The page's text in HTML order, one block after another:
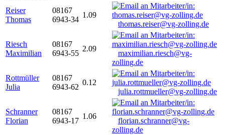
Reiser
Thomas
08167
6943-34
1.09
thomas.reiser@vg-zolling.de
Riesch
Maximilian
08167
6943-55
2.09
maximilian.riesch@vg-
zolling.de
Rottmüller
Julia
08167
6943-62
0.12
julia.rottmueller@vg-zolling.de
Schranner
Florian
08167
6943-17
1.06
florian.schranner@vg-
zolling.de